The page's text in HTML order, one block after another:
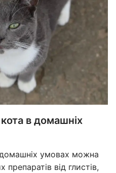
в домашніх
умовах можна
від глистів,